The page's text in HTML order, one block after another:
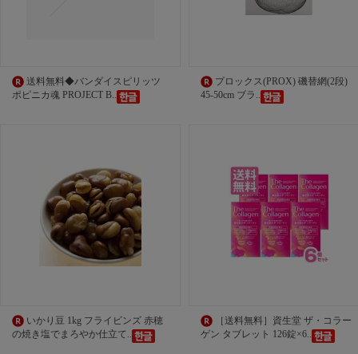
送料無料◆バンダイスピリッツ
ポピニカ魂 PROJECT B..
プロックス(PROX) 磯替網(2段)
45-50cm ブラ..
いかり豆 1kg フライビンズ 赤穂
の焼き塩でまろやか仕立て..
［送料無料］資生堂 ザ・コラー
ゲン タブレット 126錠×6..